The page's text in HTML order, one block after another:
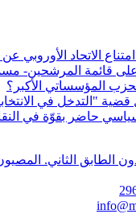
الاتحاد الأوروبي
على قائمة المرشحين-
المؤسساتي الأكبر؟
"التدخل في
حاضر بقوّة في
الطابق الثاني.